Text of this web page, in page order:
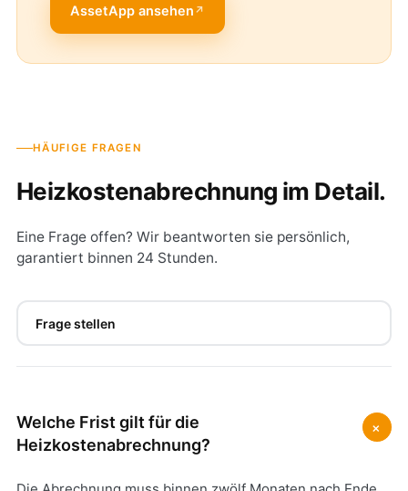
AssetApp ansehen
HÄUFIGE FRAGEN
Heizkostenabrechnung im Detail.
Eine Frage offen? Wir beantworten sie persönlich,
garantiert binnen 24 Stunden.
Frage stellen
Welche Frist gilt für die
Heizkostenabrechnung?
+